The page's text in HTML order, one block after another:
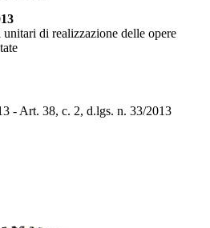
di realizzazione delle opere
- Art. 38, c. 2, d.lgs. n. 33/2013